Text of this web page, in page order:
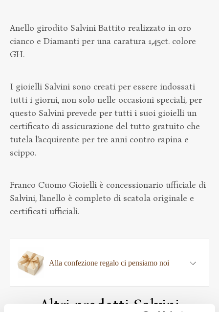
Anello girodito Salvini Battito realizzato in oro
cianco e Diamanti per una caratura 1,45ct. colore
GH.
I gioielli Salvini sono creati per essere indossati
tutti i giorni, non solo nelle occasioni speciali, per
questo Salvini prevede per tutti i suoi gioielli un
certificato di assicurazione del tutto gratuito che
tutela l'acquirente per tre anni contro rapina e
scippo.
Franco Cuomo Gioielli è concessionario ufficiale di
Salvini, l'anello è completo di scatola originale e
certificati ufficiali.
Alla confezione regalo ci pensiamo noi
Altri prodotti Salvini